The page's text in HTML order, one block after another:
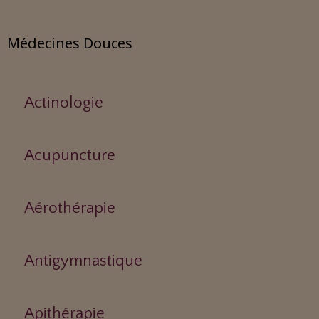
Médecines Douces
Actinologie
Acupuncture
Aérothérapie
Antigymnastique
Apithérapie